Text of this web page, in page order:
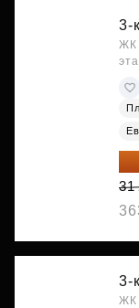
3-
ЖК
31
3-
ЖК